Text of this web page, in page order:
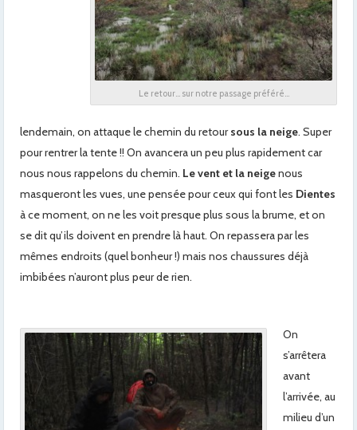
Le retour… sur notre passage préféré…
lendemain, on attaque le chemin du retoursous la neige. Super
pour rentrer la tente !! On avancera un peu plus rapidement car
nous nous rappelons du chemin. Le vent et la neigenous
masqueront les vues, une pensée pour ceux qui font les Dientes
à ce moment, on ne les voit presque plus sous la brume, et on
se dit qu’ils doivent en prendre là haut. On repassera par les
mêmes endroits (quel bonheur !) mais nos chaussures déjà
imbibées n’auront plus peur de rien.
On
s’arrêtera
avant
l’arrivée, au
milieu d’un